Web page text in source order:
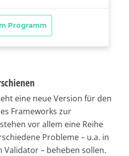
eine neue Version für den
Frameworks zur
vor allem eine Reihe
Probleme – u.a. in
Validator – beheben sollen.